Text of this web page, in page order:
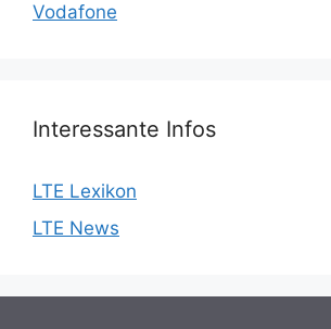
Vodafone
Interessante Infos
LTE Lexikon
LTE News